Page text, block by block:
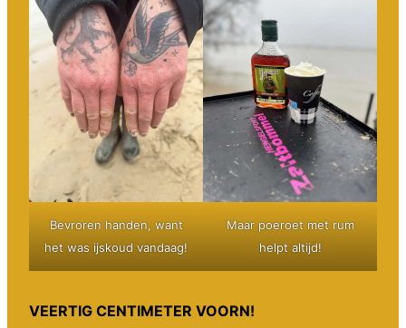
Bevroren handen, want
het was ijskoud vandaag!
Maar poeroet met rum
helpt altijd!
VEERTIG CENTIMETER VOORN!